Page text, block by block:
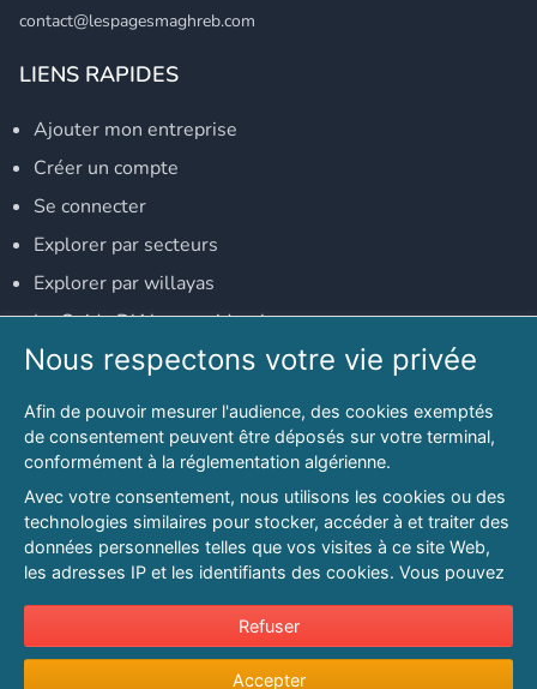
contact@lespagesmaghreb.com
LIENS RAPIDES
Ajouter mon entreprise
Créer un compte
Se connecter
Explorer par secteurs
Explorer par willayas
Le Guide D'Alger, guide-alger.com
NOS RÉSEAUX SOCIAUX
Notre page Facebook
Notre page LinkedIn
Notre page Instagram
Notre page Twitter
© 2026 PAGESMAGHREB.COM. ALL RIGHTS RESERVED
Conditions générales d'utilisation
Nous respectons votre vie privée
Afin de pouvoir mesurer l'audience, des cookies exemptés
de consentement peuvent être déposés sur votre terminal,
conformément à la réglementation algérienne.
Avec votre consentement, nous utilisons les cookies ou des
technologies similaires pour stocker, accéder à et traiter des
données personnelles telles que vos visites à ce site Web,
les adresses IP et les identifiants des cookies. Vous pouvez
sur l'intérêt légitime à tout moment en cliquant sur « Refuser
».
Pour en savoir plus sur notre politique en matière de cookies
Refuser
Accepter